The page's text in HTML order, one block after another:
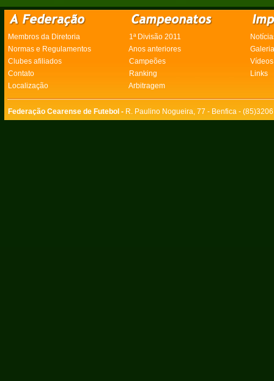
Membros da Diretoria 1ª Divisão 2011
Normas e Regulamentos
Anos anteriores
Clubes afiliados
Campeões
Vídeos
Contato
Ranking
Links
Localização
Arbitragem
Federação Cearense de Futebol - R. Paulino Nogueira, 77 - Benfica -